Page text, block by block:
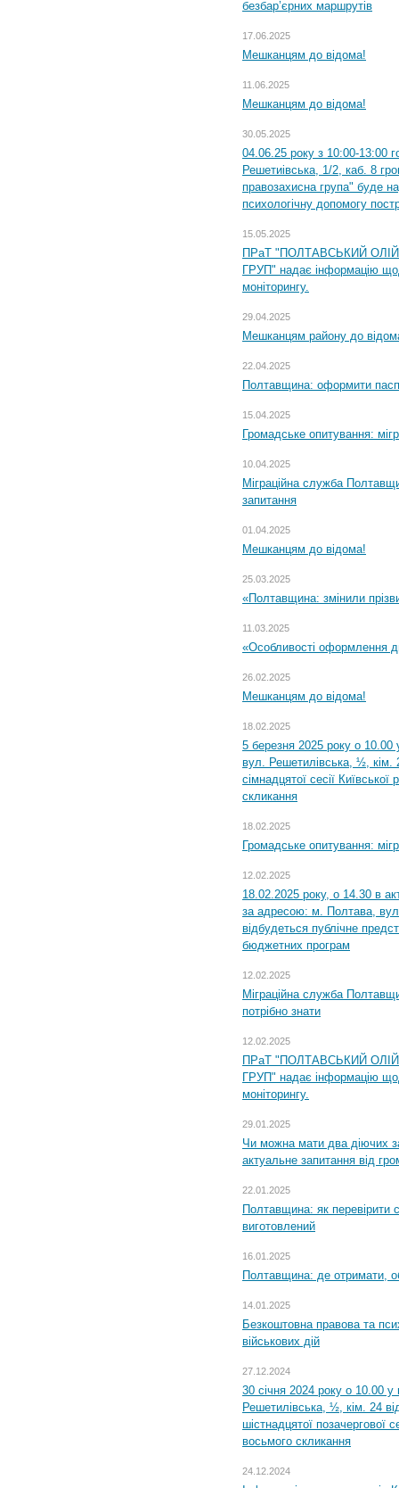
безбар’єрних маршрутів
17.06.2025
Мешканцям до відома!
11.06.2025
Мешканцям до відома!
30.05.2025
04.06.25 року з 10:00-13:00
Решетиівська, 1/2, каб. 8
правозахисна група" буде
психологічну допомогу
15.05.2025
ПРаТ "ПОЛТАВСЬКИЙ
ГРУП" надає інформацію
моніторингу.
29.04.2025
Мешканцям району до
22.04.2025
Полтавщина: оформити
15.04.2025
Громадське опитування:
10.04.2025
Міграційна служба
запитання
01.04.2025
Мешканцям до відома!
25.03.2025
«Полтавщина: змінили
11.03.2025
«Особливості оформлення
26.02.2025
Мешканцям до відома!
18.02.2025
5 березня 2025 року о 10.00
вул. Решетилівська, ½, кім.
сімнадцятої сесії
скликання
18.02.2025
Громадське опитування:
12.02.2025
18.02.2025 року, о 14.30 в
за адресою: м. Полтава,
відбудеться публічне
бюджетних програм
12.02.2025
Міграційна служба
потрібно знати
12.02.2025
ПРаТ "ПОЛТАВСЬКИЙ
ГРУП" надає інформацію
моніторингу.
29.01.2025
Чи можна мати два діючих
актуальне запитання від
22.01.2025
Полтавщина: як перевірити
виготовлений
16.01.2025
Полтавщина: де отримати,
14.01.2025
Безкоштовна правова та
військових дій
27.12.2024
30 січня 2024 року о 10.00 у
Решетилівська, ½, кім. 24
шістнадцятої позачергової
восьмого скликання
24.12.2024